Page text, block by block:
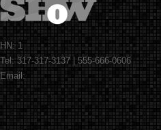
HN: 1
Tel: 317-317-3137 | 555-666-0606
Email: